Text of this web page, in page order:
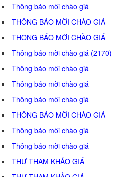
Thông báo mời chào giá
THÔNG BÁO MỜI CHÀO GIÁ
THÔNG BÁO MỜI CHÀO GIÁ
Thông báo mời chào giá (2170)
Thông báo mời chào giá
Thông báo mời chào giá
Thông báo mời chào giá
THÔNG BÁO MỜI CHÀO GIÁ
Thông báo mời chào giá
Thông báo mời chào giá
THƯ THAM KHẢO GIÁ